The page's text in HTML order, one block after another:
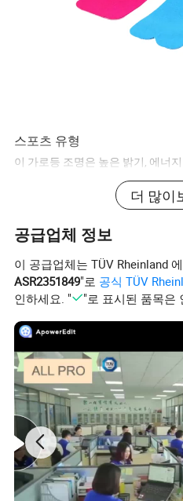
스포츠 유형
이 가로등 조명은 높은 밝기, 에너
를 특징으로 합니다. IP67의 방수
학교, 공원, 도
니다.
사양
제품 이름
샘플 지원 샘플
로고
사용자 지정 로
고 동의
배송 시간 30일
더 많이
공급업체 정보
이 공급업체는 TÜV Rheinland
ASR2351849"로 공식 TÜV
인하세요. "
"로 표시된 품목은